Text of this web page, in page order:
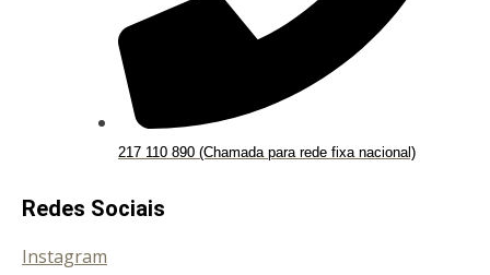
217 110 890 (Chamada para rede fixa nacional)
Redes Sociais
Instagram